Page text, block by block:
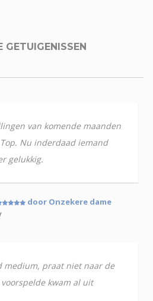
GETUIGENISSEN
van komende maanden
Nu inderdaad iemand
gelukkig.
door Onzekere dame
medium, praat niet naar de
kwam al uit